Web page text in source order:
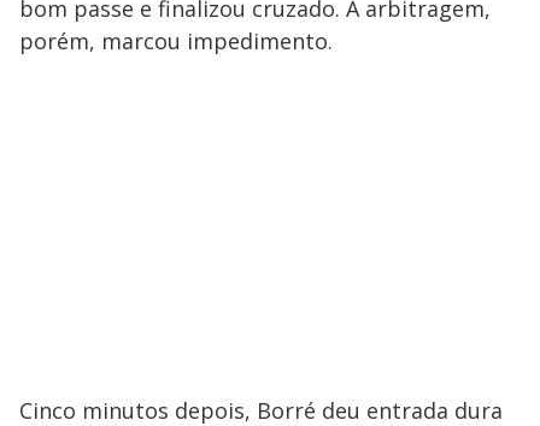
bom passe e finalizou cruzado. A arbitragem,
porém, marcou impedimento.
Cinco minutos depois, Borré deu entrada dura